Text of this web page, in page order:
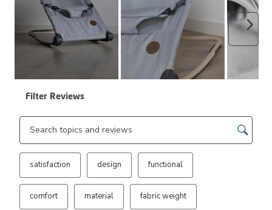
Next
Filter Reviews
Search topics and reviews search region
satisfaction design functional
comfort material fabric weight